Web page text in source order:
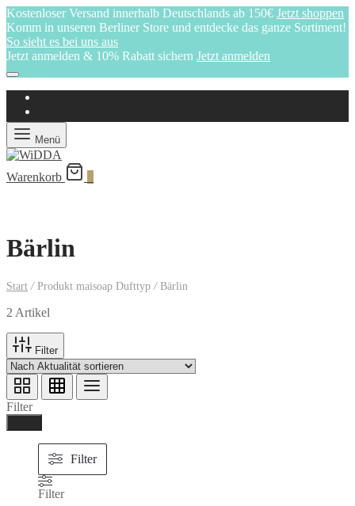
Kostenloser Versand innerhalb Deutschlands ab 150€ Jetzt shoppen
Komm in unseren Berliner Store und entdecke das ganze Sortiment!
So sieht es bei uns aus
Jetzt anmelden & 10% Rabatt sichern Jetzt anmelden
Menü
Warenkorb
Bärlin
Start /Produkt maisoap Dufttyp /Bärlin
2 Artikel
Filter
Filter
Filter
Filter